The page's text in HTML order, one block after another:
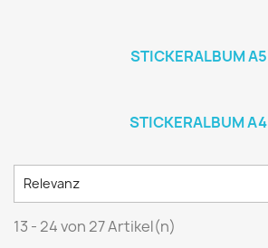
STICKERALBUM A5
STICKERALBUM A4
Relevanz
13 - 24 von 27 Artikel(n)